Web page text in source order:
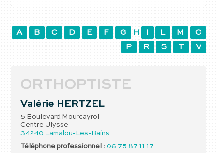
A B C D E F G H L M
O
P
R S T V
ORTHOPTISTE
Valérie HERTZEL
5 Boulevard Mourcayrol
Centre Ulysse
34240 Lamalou-Les-Bains
Téléphone professionnel : 06 75 87 11 17